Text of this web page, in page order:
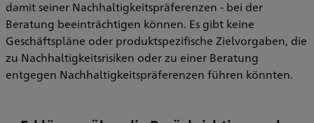
damit seiner Nachhaltigkeitspräferenzen - bei der
Beratung beeinträchtigen können. Es gibt keine
Geschäftspläne oder produktspezifische Zielvorgaben, die
zu Nachhaltigkeitsrisiken oder zu einer Beratung
entgegen Nachhaltigkeitspräferenzen führen könnten.